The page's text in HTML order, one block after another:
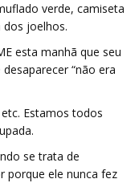
verde, camiseta
joelhos.
esta manhã que seu
“não era
Estamos todos
se trata de
porque ele nunca fez